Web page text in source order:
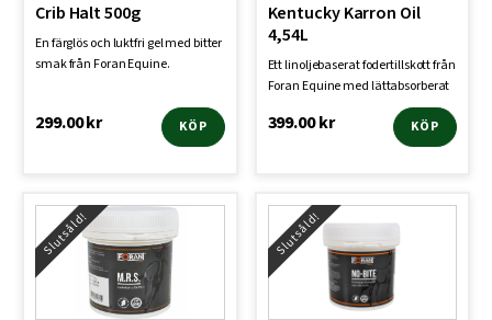
Crib Halt 500g
En färglös och luktfri gel med bitter
smak från Foran Equine.
299.00kr KÖP
Kentucky Karron Oil
4,54L
Ett linoljebaserat fodertillskott från
Foran Equine med lättabsorberat
399.00kr KÖP
Slutsåld! Slutsåld!